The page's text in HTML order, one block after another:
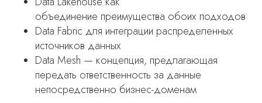
объединение преимущества обоих подходов
Data Fabric для интеграции распределенных
источников данных
Data Mesh — концепция, предлагающая
передать ответственность за данные
непосредственно бизнес-доменам